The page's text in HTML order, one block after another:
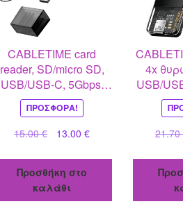
CABLETIME card
reader, SD/micro SD,
USB/USB-C, 5Gbps,
γκρι
ΠΡΟΣΦΟΡΆ!
15.00€
Original
was:
15.00 €.
13.00 €Η
τιμή
Προσθήκη στο
καλάθι
4x
USB/
21.70